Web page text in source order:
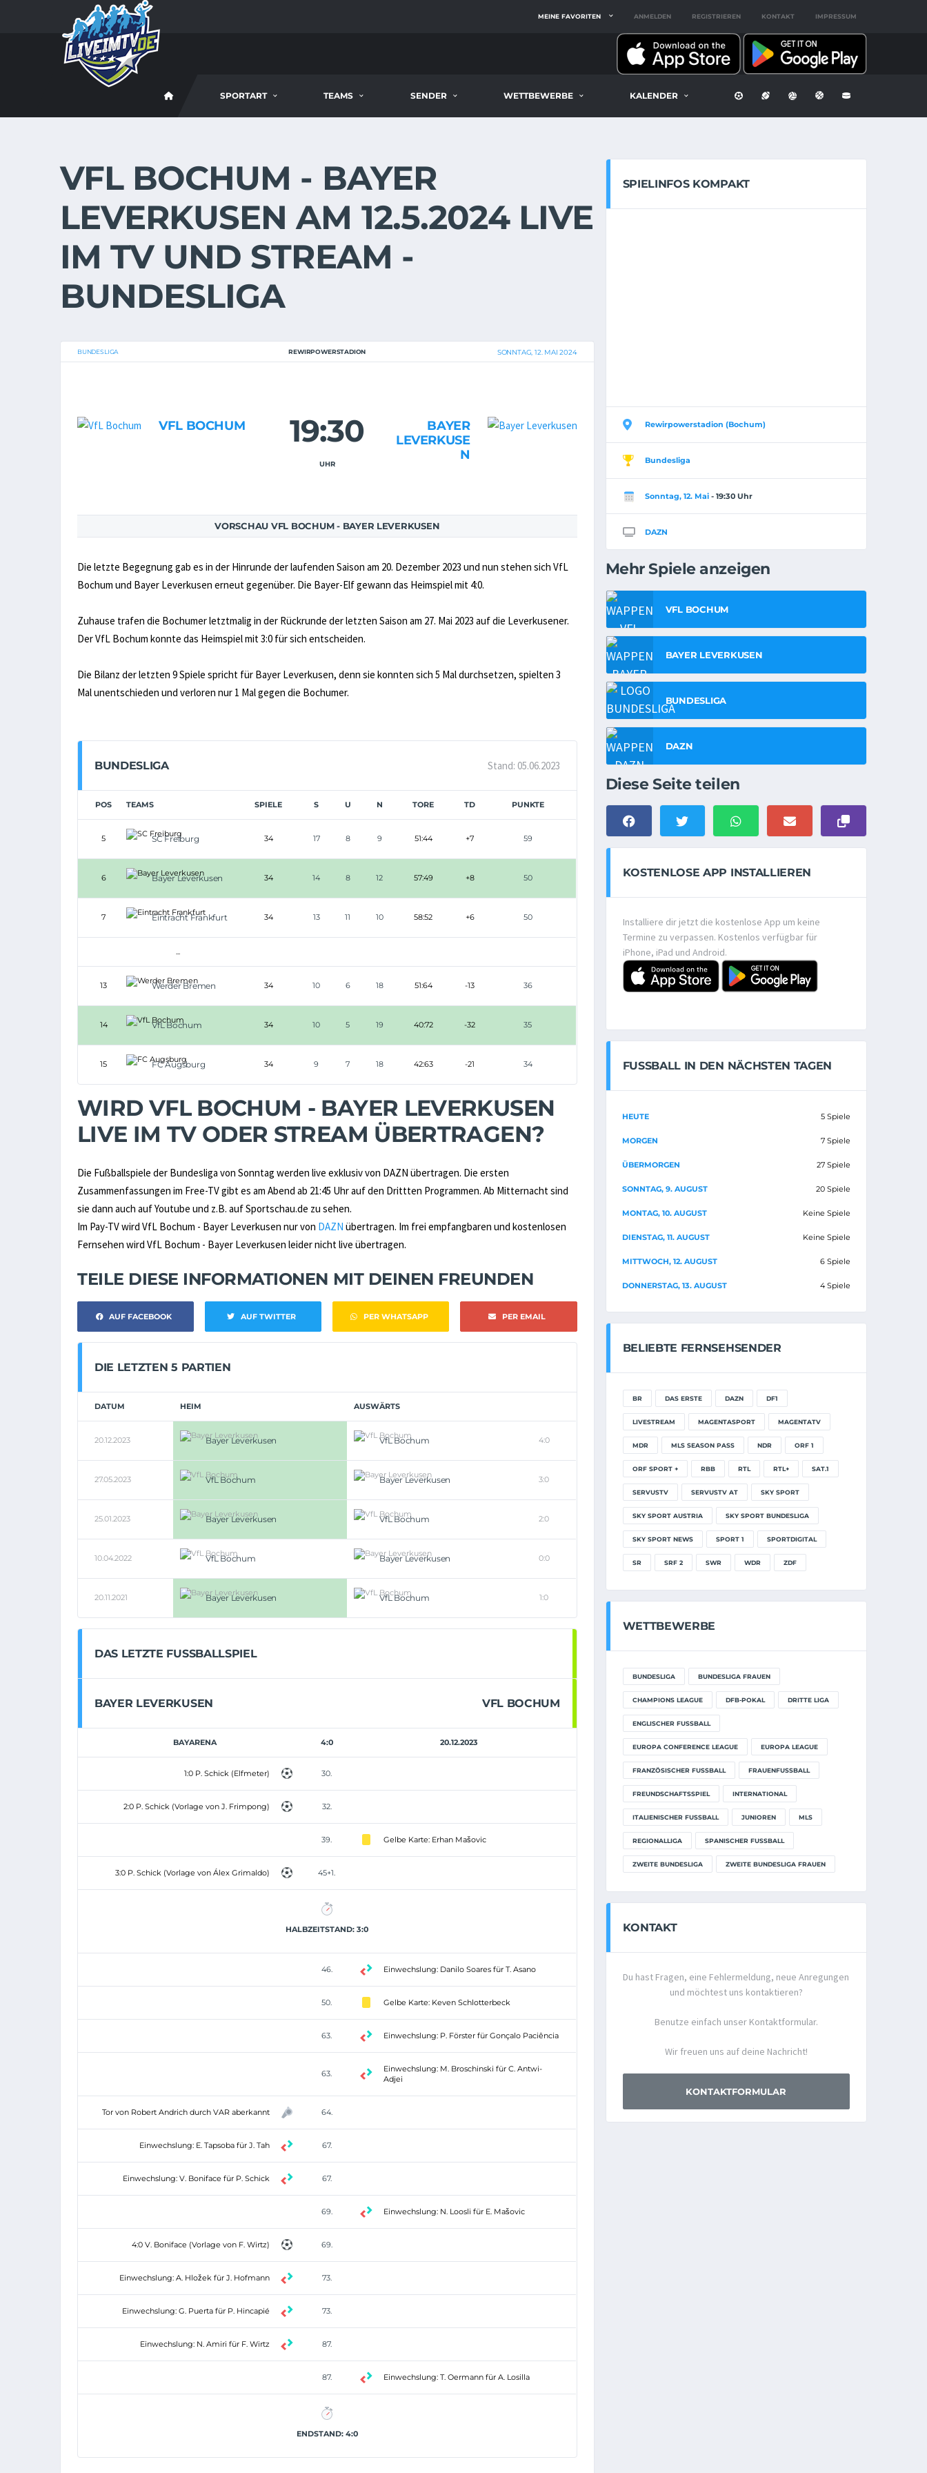
MEINE FAVORITEN ANMELDEN REGISTRIEREN KONTAKT IMPRESSUM
SPORTART TEAMS SENDER WETTBEWERBE KALENDER
VFL BOCHUM - BAYER
LEVERKUSEN AM 12.5.2024 LIVE
IM TV UND STREAM -
BUNDESLIGA
BUNDESLIGA REWIRPOWERSTADION SONNTAG, 12. MAI 2024
VFL BOCHUM 19:30
UHR
BAYER
LEVERKUSE
N
VORSCHAU VFL BOCHUM - BAYER LEVERKUSEN
Die letzte Begegnung gab es in der Hinrunde der laufenden Saison am 20. Dezember 2023 und nun stehen sich VfL
Bochum und Bayer Leverkusen erneut gegenüber. Die Bayer-Elf gewann das Heimspiel mit 4:0.
Zuhause trafen die Bochumer letztmalig in der Rückrunde der letzten Saison am 27. Mai 2023 auf die Leverkusener.
Der VfL Bochum konnte das Heimspiel mit 3:0 für sich entscheiden.
Die Bilanz der letzten 9 Spiele spricht für Bayer Leverkusen, denn sie konnten sich 5 Mal durchsetzen, spielten 3
Mal unentschieden und verloren nur 1 Mal gegen die Bochumer.
BUNDESLIGA Stand: 05.06.2023
POS TEAMS SPIELE S U N TORE TD PUNKTE
5 SC Freiburg 34 17 8 9 51:44 +7 59
6 Bayer Leverkusen 34 14 8 12 57:49 +8 50
7 Eintracht Frankfurt 34 13 11 10 58:52 +6 50
...
13 Werder Bremen 34 10 6 18 51:64 -13 36
14 VfL Bochum 34 10 5 19 40:72 -32 35
15 FC Augsburg 34 9 7 18 42:63 -21 34
WIRD VFL BOCHUM - BAYER LEVERKUSEN
LIVE IM TV ODER STREAM ÜBERTRAGEN?
Die Fußballspiele der Bundesliga von Sonntag werden live exklusiv von DAZN übertragen. Die ersten
Zusammenfassungen im Free-TV gibt es am Abend ab 21:45 Uhr auf den Drittten Programmen. Ab Mitternacht sind
sie dann auch auf Youtube und z.B. auf Sportschau.de zu sehen.
Im Pay-TV wird VfL Bochum - Bayer Leverkusen nur von DAZN übertragen. Im frei empfangbaren und kostenlosen
Fernsehen wird VfL Bochum - Bayer Leverkusen leider nicht live übertragen.
TEILE DIESE INFORMATIONEN MIT DEINEN FREUNDEN
AUF FACEBOOK AUF TWITTER PER WHATSAPP PER EMAIL
DIE LETZTEN 5 PARTIEN
DATUM HEIM AUSWÄRTS
20.12.2023 Bayer Leverkusen VfL Bochum 4:0
27.05.2023 VfL Bochum Bayer Leverkusen 3:0
25.01.2023 Bayer Leverkusen VfL Bochum 2:0
10.04.2022 VfL Bochum Bayer Leverkusen 0:0
20.11.2021 Bayer Leverkusen VfL Bochum 1:0
DAS LETZTE FUSSBALLSPIEL
BAYER LEVERKUSEN VFL BOCHUM
BAYARENA 4:0 20.12.2023
1:0 P. Schick (Elfmeter) 30.
2:0 P. Schick (Vorlage von J. Frimpong) 32.
39. Gelbe Karte: Erhan Mašovic
3:0 P. Schick (Vorlage von Álex Grimaldo) 45+1.
HALBZEITSTAND: 3:0
46. Einwechslung: Danilo Soares für T. Asano
50. Gelbe Karte: Keven Schlotterbeck
63. Einwechslung: P. Förster für Gonçalo Paciência
63.
Einwechslung: M. Broschinski für C. Antwi-
Adjei
Tor von Robert Andrich durch VAR aberkannt 64.
Einwechslung: E. Tapsoba für J. Tah 67.
Einwechslung: V. Boniface für P. Schick 67.
69. Einwechslung: N. Loosli für E. Mašovic
4:0 V. Boniface (Vorlage von F. Wirtz) 69.
Einwechslung: A. Hložek für J. Hofmann 73.
Einwechslung: G. Puerta für P. Hincapié 73.
Einwechslung: N. Amiri für F. Wirtz 87.
87. Einwechslung: T. Oermann für A. Losilla
ENDSTAND: 4:0
SPIELINFOS KOMPAKT
Rewirpowerstadion (Bochum)
Bundesliga
Sonntag, 12. Mai- 19:30 Uhr
DAZN
Mehr Spiele anzeigen
VFL BOCHUM
BAYER LEVERKUSEN
BUNDESLIGA
DAZN
Diese Seite teilen
KOSTENLOSE APP INSTALLIEREN
Installiere dir jetzt die kostenlose App um keine
Termine zu verpassen. Kostenlos verfügbar für
iPhone, iPad und Android.
FUSSBALL IN DEN NÄCHSTEN TAGEN
HEUTE 5 Spiele
MORGEN 7 Spiele
ÜBERMORGEN 27 Spiele
SONNTAG, 9. AUGUST 20 Spiele
MONTAG, 10. AUGUST Keine Spiele
DIENSTAG, 11. AUGUST Keine Spiele
MITTWOCH, 12. AUGUST 6 Spiele
DONNERSTAG, 13. AUGUST 4 Spiele
BELIEBTE FERNSEHSENDER
BR DAS ERSTE DAZN DF1
LIVESTREAM MAGENTASPORT MAGENTATV
MDR MLS SEASON PASS NDR ORF 1
ORF SPORT + RBB RTL RTL+ SAT.1
SERVUSTV SERVUSTV AT SKY SPORT
SKY SPORT AUSTRIA SKY SPORT BUNDESLIGA
SKY SPORT NEWS SPORT 1 SPORTDIGITAL
SR SRF 2 SWR WDR ZDF
WETTBEWERBE
BUNDESLIGA BUNDESLIGA FRAUEN
CHAMPIONS LEAGUE DFB-POKAL DRITTE LIGA
ENGLISCHER FUSSBALL
EUROPA CONFERENCE LEAGUE EUROPA LEAGUE
FRANZÖSISCHER FUSSBALL FRAUENFUSSBALL
FREUNDSCHAFTSSPIEL INTERNATIONAL
ITALIENISCHER FUSSBALL JUNIOREN MLS
REGIONALLIGA SPANISCHER FUSSBALL
ZWEITE BUNDESLIGA ZWEITE BUNDESLIGA FRAUEN
KONTAKT
Du hast Fragen, eine Fehlermeldung, neue Anregungen
und möchtest uns kontaktieren?
Benutze einfach unser Kontaktformular.
Wir freuen uns auf deine Nachricht!
KONTAKTFORMULAR